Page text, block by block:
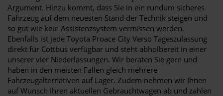
Argument. Hinzu kommt, dass Sie in ein rundum sicheres
Fahrzeug auf dem neuesten Stand der Technik steigen und
so gut wie kein Assistenzsystem vermissen werden.
Ebenfalls ist jede Toyota Proace City Verso Tageszulassung
direkt für Cottbus verfügbar und steht abholbereit in einer
unserer vier Niederlassungen. Wir beraten Sie gern und
haben in den meisten Fällen gleich mehrere
Fahrzeugalternativen auf Lager. Zudem nehmen wir Ihnen
auf Wunsch Ihren aktuellen Gebrauchtwagen ab und zahlen